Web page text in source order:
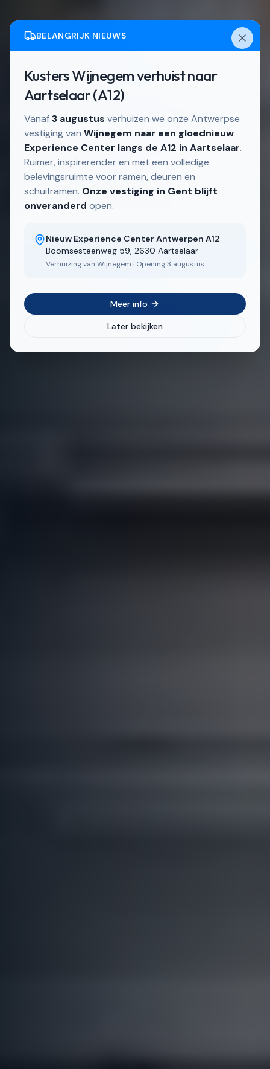
BELANGRIJK NIEUWS
Kusters Wijnegem verhuist naar
Aartselaar (A12)
Vanaf3 augustus verhuizen we onze Antwerpse
vestiging van Wijnegem naar een gloednieuw
Experience Center langs de A12 in Aartselaar.
Ruimer, inspirerender en met een volledige
belevingsruimte voor ramen, deuren en
schuiframen. Onze vestiging in Gent blijft
onveranderd open.
Nieuw Experience Center Antwerpen A12
Boomsesteenweg 59, 2630 Aartselaar
Verhuizing van Wijnegem · Opening 3 augustus
Meer info
Later bekijken
Actief in Wijnegem en directe omgeving
Schuiframen in Wijnegem
Schuiframen, op maat gemaakt in onze eigen
Belgische fabriek.
Bekijk realisaties